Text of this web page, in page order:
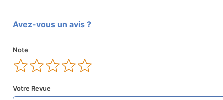
Avez-vous un avis ?
Note
Votre Revue